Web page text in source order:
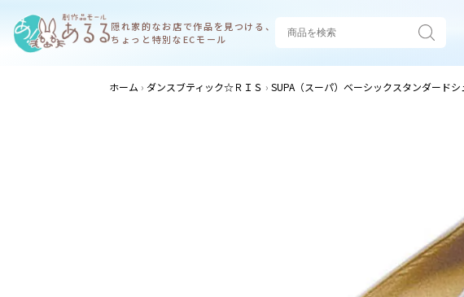
隠れ家的なお店で作品を見つける、
ちょっと特別なECモール
ホーム ダンスブティック☆ＲＩＳ SUPA（スーパ）ベーシックスタンダー